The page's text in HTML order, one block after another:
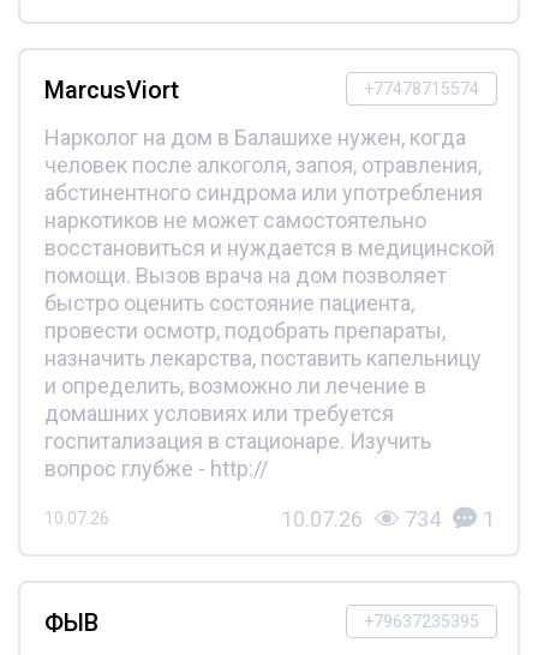
+77478715574
MarcusViort
Нарколог на дом в Балашихе нужен, когда
человек после алкоголя, запоя, отравления,
абстинентного синдрома или употребления
наркотиков не может самостоятельно
восстановиться и нуждается в медицинской
помощи. Вызов врача на дом позволяет
быстро оценить состояние пациента,
провести осмотр, подобрать препараты,
назначить лекарства, поставить капельницу
и определить, возможно ли лечение в
домашних условиях или требуется
госпитализация в стационаре. Изучить
вопрос глубже - http://
10.07.26 10.07.26 734 1
+79637235395
ФЫВ